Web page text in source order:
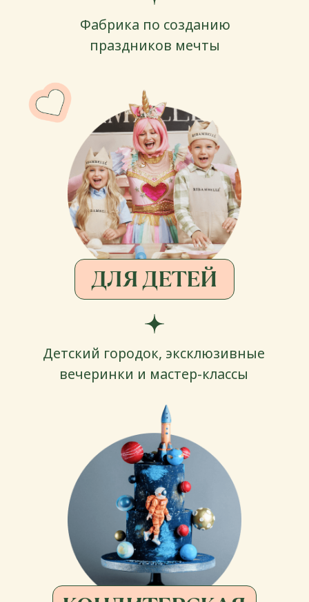
Готовая еда, полуфабрикаты и блюда
Собственное производство.
Торты, десерты и Candy Bar
ДОСТАВКА
КОНДИТЕРСКАЯ
ВС-ЧТ: с 10:00 до 22:00
ПТ-СБ: с 10:00 до 23:00